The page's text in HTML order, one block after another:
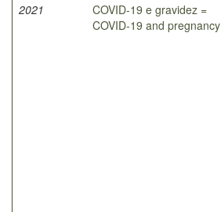
2021
COVID-19 e gravidez =
COVID-19 and pregnancy